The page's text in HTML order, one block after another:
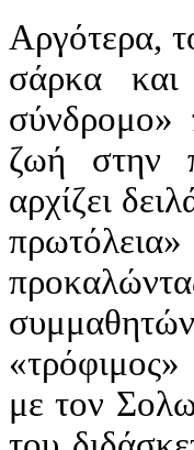
Αργότερα,
σάρκα
σύνδρομο»
ζωή στην
αρχίζει
με τον